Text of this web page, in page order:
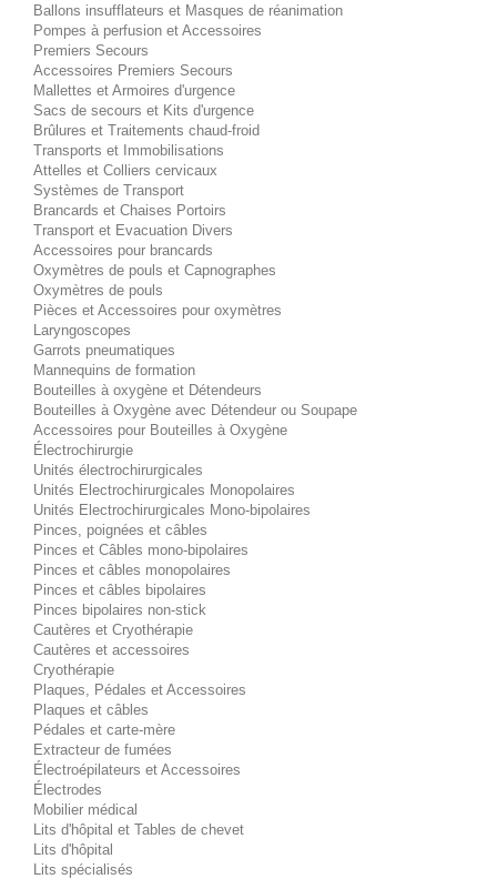
Ballons insufflateurs et Masques de réanimation
Pompes à perfusion et Accessoires
Premiers Secours
Accessoires Premiers Secours
Mallettes et Armoires d'urgence
Sacs de secours et Kits d'urgence
Brûlures et Traitements chaud-froid
Transports et Immobilisations
Attelles et Colliers cervicaux
Systèmes de Transport
Brancards et Chaises Portoirs
Transport et Evacuation Divers
Accessoires pour brancards
Oxymètres de pouls et Capnographes
Oxymètres de pouls
Pièces et Accessoires pour oxymètres
Laryngoscopes
Garrots pneumatiques
Mannequins de formation
Bouteilles à oxygène et Détendeurs
Bouteilles à Oxygène avec Détendeur ou Soupape
Accessoires pour Bouteilles à Oxygène
Électrochirurgie
Unités électrochirurgicales
Unités Electrochirurgicales Monopolaires
Unités Electrochirurgicales Mono-bipolaires
Pinces, poignées et câbles
Pinces et Câbles mono-bipolaires
Pinces et câbles monopolaires
Pinces et câbles bipolaires
Pinces bipolaires non-stick
Cautères et Cryothérapie
Cautères et accessoires
Cryothérapie
Plaques, Pédales et Accessoires
Plaques et câbles
Pédales et carte-mère
Extracteur de fumées
Électroépilateurs et Accessoires
Électrodes
Mobilier médical
Lits d'hôpital et Tables de chevet
Lits d'hôpital
Lits spécialisés